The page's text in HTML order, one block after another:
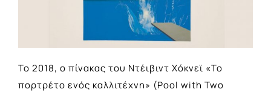
Το 2018, ο πίνακας του Ντέιβιντ Χόκνεϊ «Το
πορτρέτο ενός καλλιτέχνη» (Pool with Two